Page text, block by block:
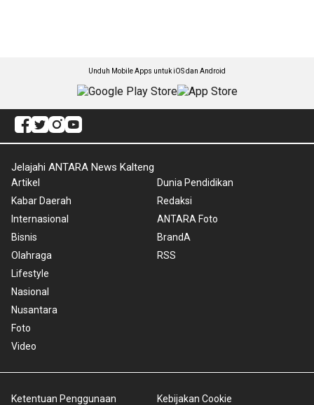
Unduh Mobile Apps untuk iOS dan Android
Jelajahi ANTARA News Kalteng
Artikel
Kabar Daerah
Internasional
Bisnis
Olahraga
Lifestyle
Nasional
Nusantara
Foto
Video
Dunia Pendidikan
Redaksi
ANTARA Foto
BrandA
RSS
Ketentuan Penggunaan Kebijakan Cookie